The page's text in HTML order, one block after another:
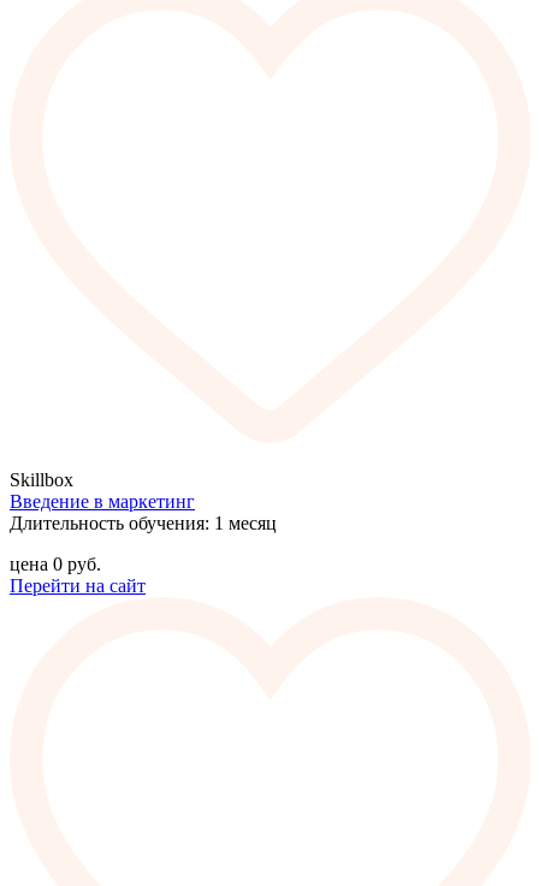
Skillbox
Введение в маркетинг
Длительность обучения: 1 месяц
цена 0 руб.
Перейти на сайт